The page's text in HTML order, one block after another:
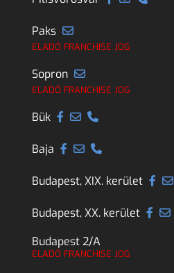
Paks
ELADÓ FRANCHISE JOG
Sopron
ELADÓ FRANCHISE JOG
Bük
Baja
Budapest, XIX. kerület
Budapest, XX. kerület
Budapest 2/A
ELADÓ FRANCHISE JOG